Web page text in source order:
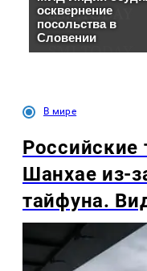
В мире
Российские
Шанхае из-
тайфуна.